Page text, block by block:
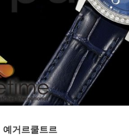
예거르쿨트르